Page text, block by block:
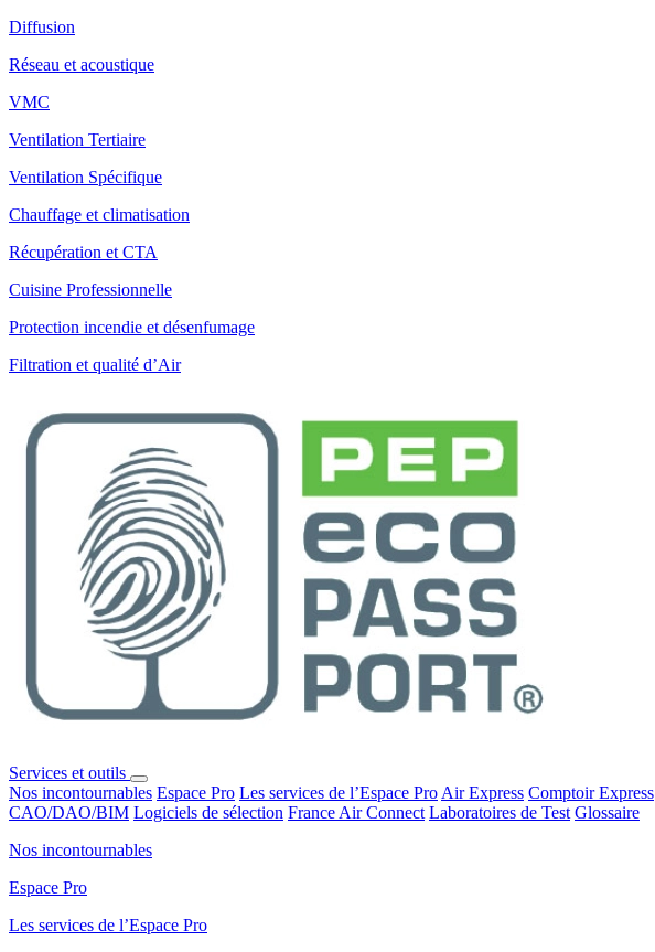
Diffusion
Réseau et acoustique
VMC
Ventilation Tertiaire
Ventilation Spécifique
Chauffage et climatisation
Récupération et CTA
Cuisine Professionnelle
Protection incendie et désenfumage
Filtration et qualité d’Air
Services et outils
Nos incontournables Espace Pro Les services de l’Espace Pro Air Express Comptoir Express
CAO/DAO/BIM Logiciels de sélection France Air Connect Laboratoires de Test Glossaire
Nos incontournables
Espace Pro
Les services de l’Espace Pro